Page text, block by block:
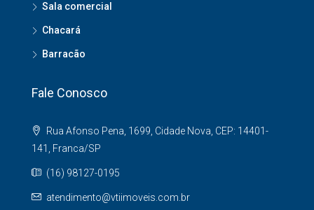
Sala comercial
Chacará
Barracão
Fale Conosco
Rua Afonso Pena, 1699, Cidade Nova, CEP: 14401-
141, Franca/SP
(16) 98127-0195
atendimento@vtiimoveis.com.br